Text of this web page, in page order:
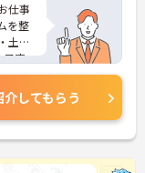
仕事
を整
土曜
予定
た働
ポ
でお
介してもらう